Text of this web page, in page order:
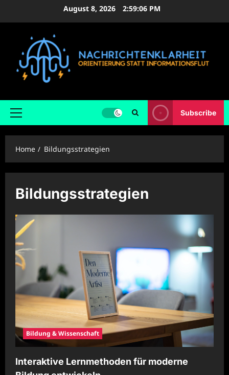
August 8, 2026 2:59:06 PM
Primary
Subscribe
Home Bildungsstrategien
Bildungsstrategien
Bildung & Wissenschaft
Interaktive Lernmethoden für moderne